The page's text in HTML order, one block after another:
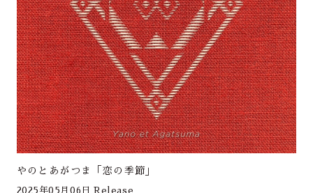
やのとあがつま「恋の季節」
2025年05月06日 Release